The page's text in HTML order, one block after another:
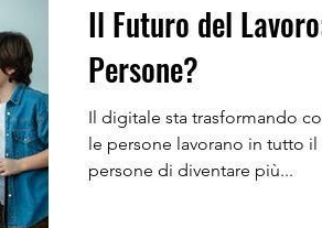
professionisti ed imprese
Il Futuro del
Persone?
Il digitale sta trasformando
le persone lavorano in tutto
persone di diventare più...